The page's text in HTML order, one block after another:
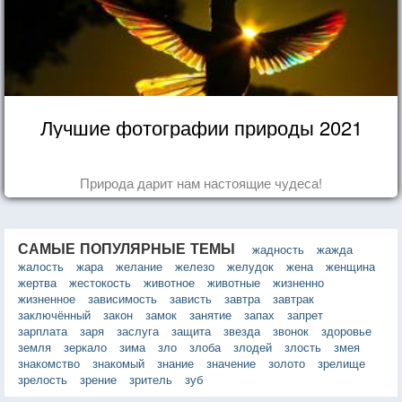
Лучшие фотографии природы 2021
Природа дарит нам настоящие чудеса!
САМЫЕ ПОПУЛЯРНЫЕ ТЕМЫ жадность
жажда
жалость
жара желание железо желудок жена
женщина
жертва
жестокость животное животные
жизненно
жизненное
зависимость зависть завтра
завтрак
заключённый
закон замок занятие запах
запрет
зарплата
заря заслуга защита звезда звонок
здоровье
земля
зеркало зима зло злоба злодей злость
змея
знакомство
знакомый знание значение золото
зрелище
зрелость
зрение зритель зуб